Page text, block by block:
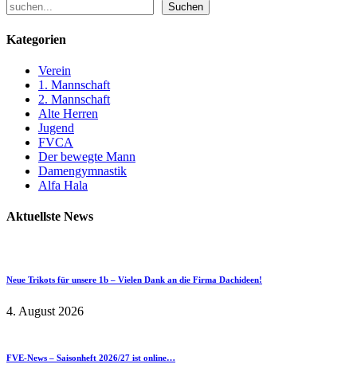
Suchen
Kategorien
Verein
1. Mannschaft
2. Mannschaft
Alte Herren
Jugend
FVCA
Der bewegte Mann
Damengymnastik
Alfa Hala
Aktuellste News
Neue Trikots für unsere 1b – Vielen Dank an die Firma Dachideen!
4. August 2026
FVE-News – Saisonheft 2026/27 ist online…